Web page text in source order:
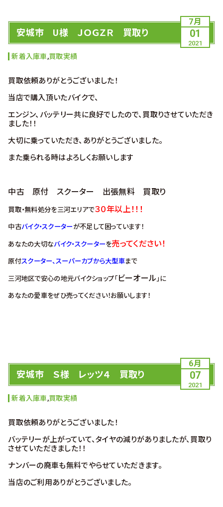
7月
01
2021
安城市 U様 ＪＯＧＺＲ 買取り
新着入庫車,買取実績
買取依頼ありがとうございました！
当店で購入頂いたバイクで、
エンジン、バッテリー共に良好でしたので、買取りさせていただき
ました！！
大切に乗っていただき、ありがとうございました。
また乗られる時はよろしくお願いします
中古 原付 スクーター 出張無料 買取り
買取・無料処分を三河エリアで３０年以上！！！
中古バイク・スクーター が不足して困っています！
あなたの大切なバイク・スクーターを売ってください！
原付スクーター、スーパーカブから大型車まで
三河地区で安心の地元バイクショップ「ビーオール」に
あなたの愛車をぜひ売ってください！お願いします！
6月
07
2021
安城市 Ｓ様 レッツ４ 買取り
新着入庫車,買取実績
買取依頼ありがとうございました！
バッテリーが上がっていて、タイヤの減りがありましたが、買取り
させていただきました！！
ナンバーの廃車も無料でやらせていただきます。
当店のご利用ありがとうございました。